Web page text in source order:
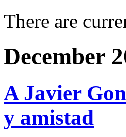
There are
December
A Javier
y amistad